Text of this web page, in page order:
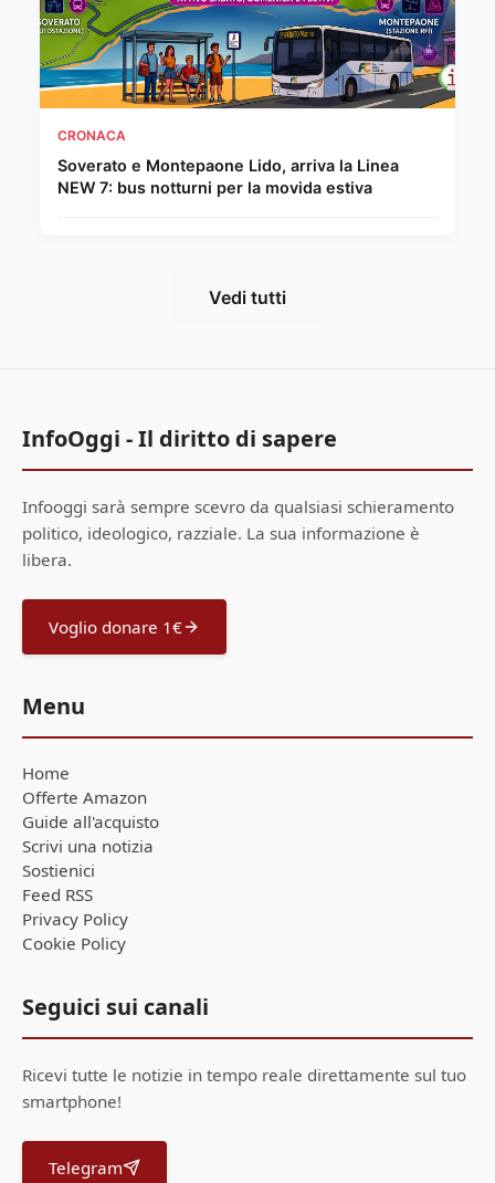
CRONACA
Soverato e Montepaone Lido, arriva la Linea
NEW 7: bus notturni per la movida estiva
Vedi tutti
InfoOggi - Il diritto di sapere
Infooggi sarà sempre scevro da qualsiasi schieramento
politico, ideologico, razziale. La sua informazione è
libera.
Voglio donare 1€
Menu
Home
Offerte Amazon
Guide all'acquisto
Scrivi una notizia
Sostienici
Feed RSS
Privacy Policy
Cookie Policy
Seguici sui canali
Ricevi tutte le notizie in tempo reale direttamente sul tuo
smartphone!
Telegram